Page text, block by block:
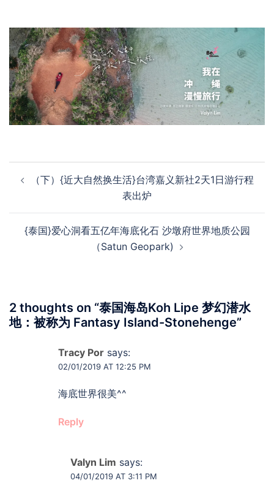
navigation
（下）{近大自然换生活}台湾嘉义新社2天1日游行程
表出炉
{泰国}爱心洞看五亿年海底化石 沙墩府世界地质公园
（Satun Geopark)
2 thoughts on “泰国海岛Koh Lipe 梦幻潜水
地：被称为 Fantasy Island-Stonehenge”
Tracy Por says:
02/01/2019 AT 12:25 PM
海底世界很美^^
Reply
Valyn Lim says:
04/01/2019 AT 3:11 PM